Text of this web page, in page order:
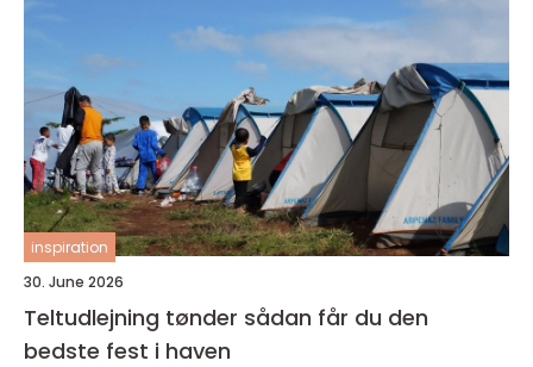
inspiration
30. June 2026
Teltudlejning tønder sådan får du den
bedste fest i haven